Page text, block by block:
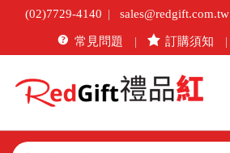
(02)7729-4140 sales@redgift.com.tw
常見問題 訂購須知